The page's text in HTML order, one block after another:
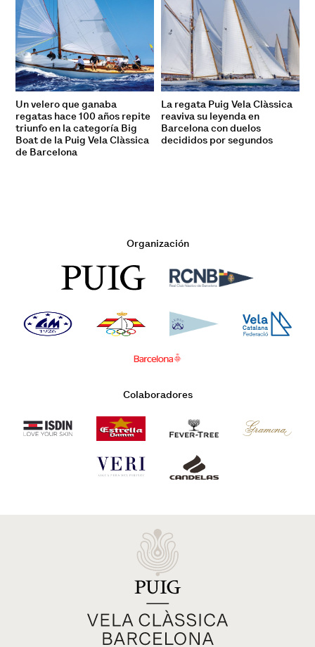
Un velero que ganaba
regatas hace 100 años repite
triunfo en la categoría Big
Boat de la Puig Vela Clàssica
de Barcelona
La regata Puig Vela Clàssica
reaviva su leyenda en
Barcelona con duelos
decididos por segundos
Organización
Colaboradores